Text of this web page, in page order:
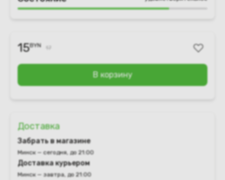
15BYN
В корзину
Доставка
Забрать в магазине
Минск — сегодня, до 21:00
Доставка курьером
Минск — завтра, до 21:00